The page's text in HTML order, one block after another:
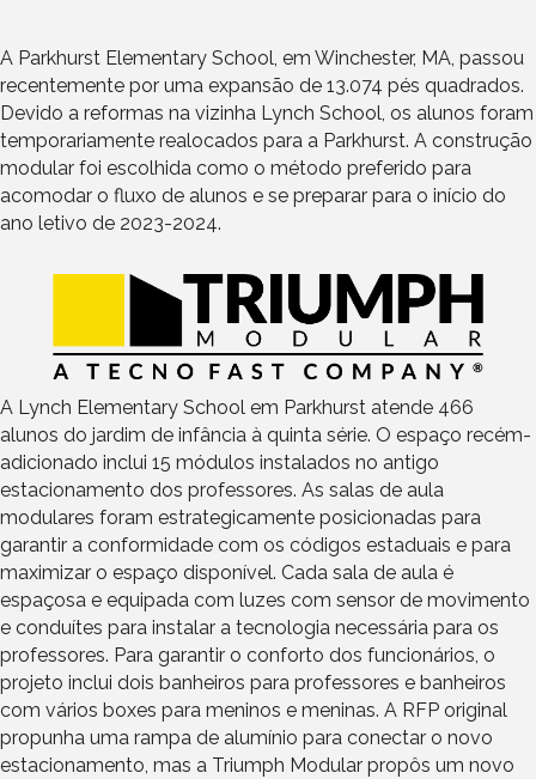
A Parkhurst Elementary School, em Winchester, MA, passou
recentemente por uma expansão de 13.074 pés quadrados.
Devido a reformas na vizinha Lynch School, os alunos foram
temporariamente realocados para a Parkhurst. A construção
modular foi escolhida como o método preferido para
acomodar o fluxo de alunos e se preparar para o início do
ano letivo de 2023-2024.
A Lynch Elementary School em Parkhurst atende 466
alunos do jardim de infância à quinta série. O espaço recém-
adicionado inclui 15 módulos instalados no antigo
estacionamento dos professores. As salas de aula
modulares foram estrategicamente posicionadas para
garantir a conformidade com os códigos estaduais e para
maximizar o espaço disponível. Cada sala de aula é
espaçosa e equipada com luzes com sensor de movimento
e conduítes para instalar a tecnologia necessária para os
professores. Para garantir o conforto dos funcionários, o
projeto inclui dois banheiros para professores e banheiros
com vários boxes para meninos e meninas. A RFP original
propunha uma rampa de alumínio para conectar o novo
estacionamento, mas a Triumph Modular propôs um novo